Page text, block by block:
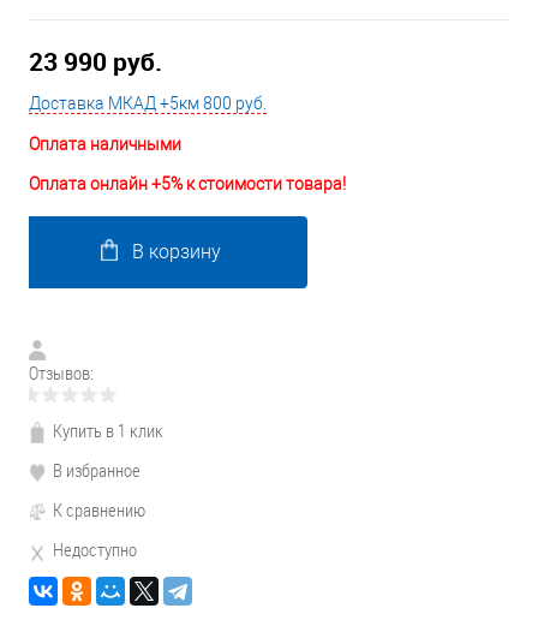
23 990 руб.
Доставка МКАД +5км 800 руб.
Оплата наличными
Оплата онлайн +5% к стоимости товара!
В корзину
Отзывов:
Купить в 1 клик
В избранное
К сравнению
Недоступно